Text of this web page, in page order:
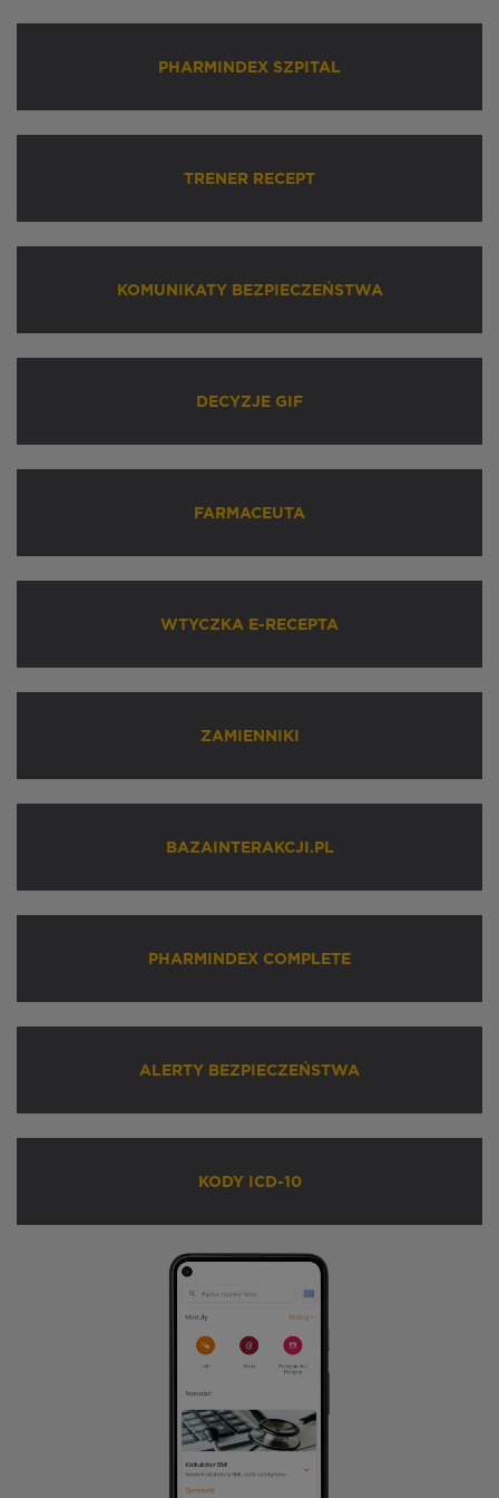
PHARMINDEX SZPITAL
TRENER RECEPT
KOMUNIKATY BEZPIECZEŃSTWA
DECYZJE GIF
FARMACEUTA
WTYCZKA E-RECEPTA
ZAMIENNIKI
BAZAINTERAKCJI.PL
PHARMINDEX COMPLETE
ALERTY BEZPIECZEŃSTWA
KODY ICD-10